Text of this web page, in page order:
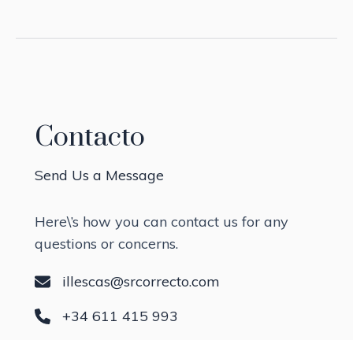
Contacto
Send Us a Message
Here\’s how you can contact us for any
questions or concerns.
illescas@srcorrecto.com
+34 611 415 993